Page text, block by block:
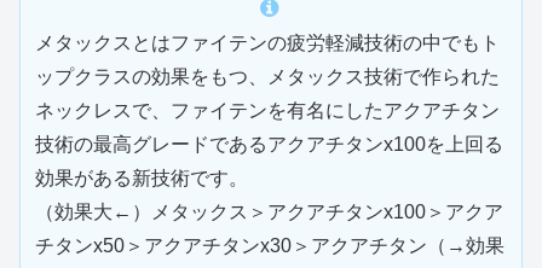
メタックスとはファイテンの疲労軽減技術の中でもト
ップクラスの効果をもつ、メタックス技術で作られた
ネックレスで、ファイテンを有名にしたアクアチタン
技術の最高グレードであるアクアチタンx100を上回る
効果がある新技術です。
（効果大←）メタックス＞アクアチタンx100＞アクア
チタンx50＞アクアチタンx30＞アクアチタン（→効果